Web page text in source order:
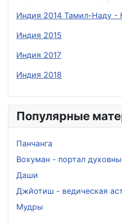
Индия 2014 Тамил-Наду -
Индия 2015
Индия 2017
Индия 2018
Популярные
Панчанга
Вохуман - портал
Даши
Джйотиш - ведическая
Мудры